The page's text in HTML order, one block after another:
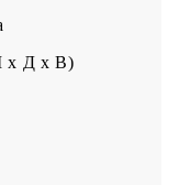
x Д x В)